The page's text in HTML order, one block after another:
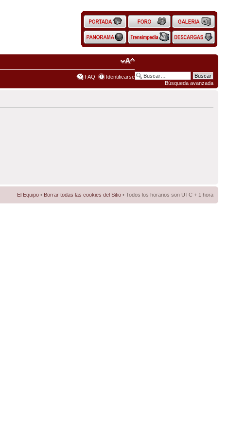
Búsqueda avanzada
FAQ Identificarse
El Equipo • Borrar todas las cookies del Sitio • Todos los horarios son UTC + 1 hora